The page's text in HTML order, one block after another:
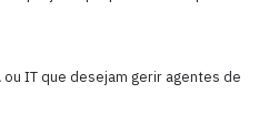
ou IT que desejam gerir agentes de